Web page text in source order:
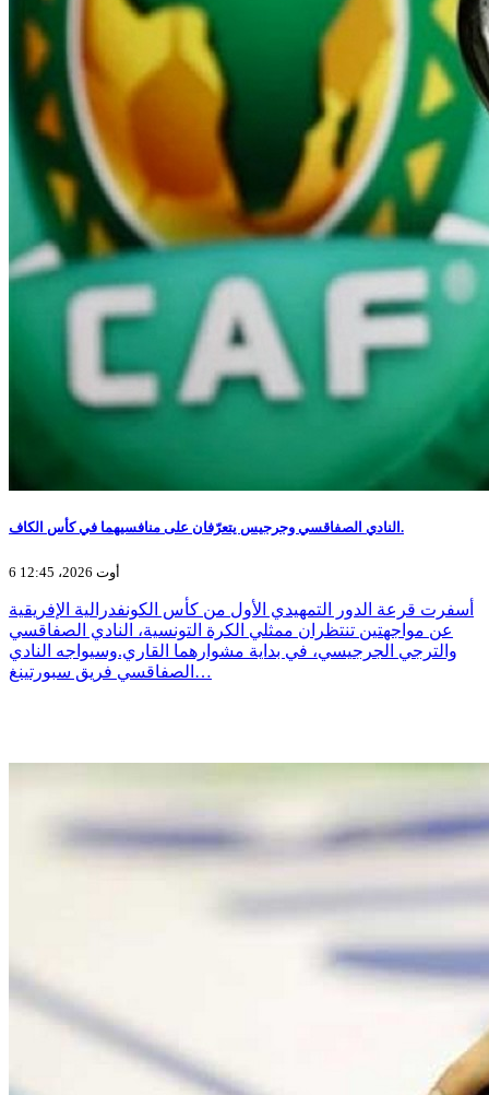
النادي الصفاقسي وجرجيس يتعرّفان على منافسيهما في كأس الكاف.
6 أوت 2026، 12:45
أسفرت قرعة الدور التمهيدي الأول من كأس الكونفدرالية الإفريقية
عن مواجهتين تنتظران ممثلي الكرة التونسية، النادي الصفاقسي
والترجي الجرجيسي، في بداية مشوارهما القاري.وسيواجه النادي
الصفاقسي فريق سبورتينغ…